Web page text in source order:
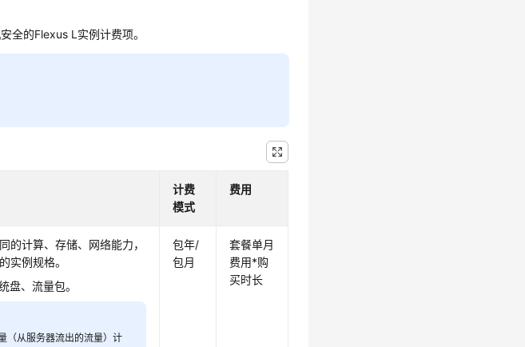
全的Flexus L实例计费项。
计费
模式
费用
的计算、存储、网络能力，
实例规格。
盘、流量包。
（从服务器流出的流量）计
包年/
包月
套餐单月
费用*购
买时长